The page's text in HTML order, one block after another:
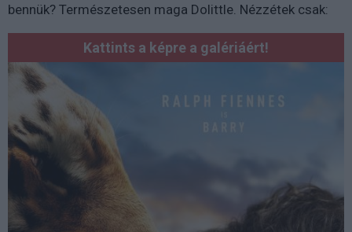
bennük? Természetesen maga Dolittle. Nézzétek csak:
Kattints a képre a galériáért!